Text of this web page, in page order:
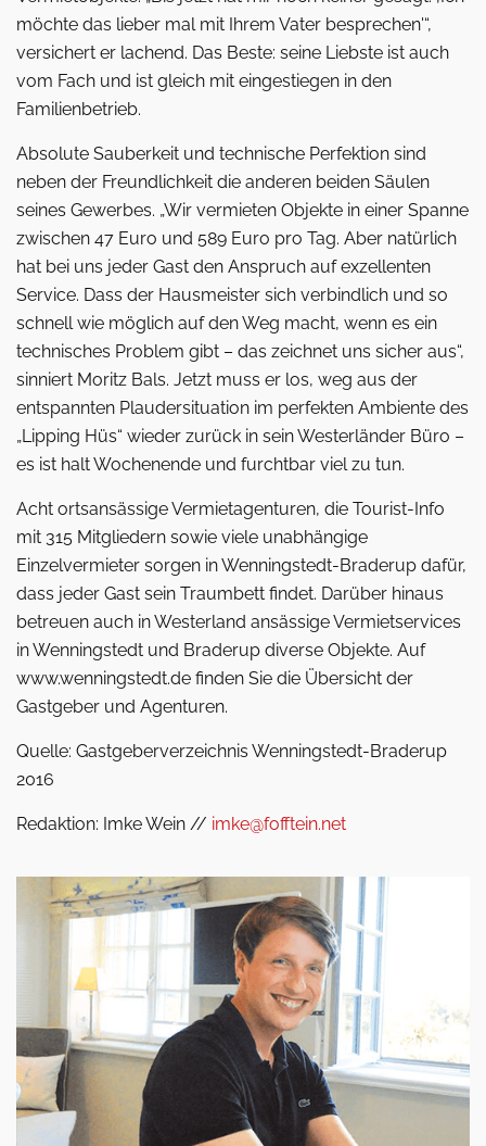
möchte das lieber mal mit Ihrem Vater besprechen'“,
versichert er lachend. Das Beste: seine Liebste ist auch
vom Fach und ist gleich mit eingestiegen in den
Familienbetrieb.
Absolute Sauberkeit und technische Perfektion sind
neben der Freundlichkeit die anderen beiden Säulen
seines Gewerbes. „Wir vermieten Objekte in einer Spanne
zwischen 47 Euro und 589 Euro pro Tag. Aber natürlich
hat bei uns jeder Gast den Anspruch auf exzellenten
Service. Dass der Hausmeister sich verbindlich und so
schnell wie möglich auf den Weg macht, wenn es ein
technisches Problem gibt – das zeichnet uns sicher aus“,
sinniert Moritz Bals. Jetzt muss er los, weg aus der
entspannten Plaudersituation im perfekten Ambiente des
„Lipping Hüs“ wieder zurück in sein Westerländer Büro –
es ist halt Wochenende und furchtbar viel zu tun.
Acht ortsansässige Vermietagenturen, die Tourist-Info
mit 315 Mitgliedern sowie viele unabhängige
Einzelvermieter sorgen in Wenningstedt-Braderup dafür,
dass jeder Gast sein Traumbett findet. Darüber hinaus
betreuen auch in Westerland ansässige Vermietservices
in Wenningstedt und Braderup diverse Objekte. Auf
www.wenningstedt.de finden Sie die Übersicht der
Gastgeber und Agenturen.
Quelle: Gastgeberverzeichnis Wenningstedt-Braderup
2016
Redaktion: Imke Wein // imke@fofftein.net